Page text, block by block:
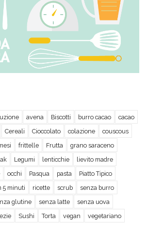
avena Biscotti burro cacao
cacao
Cereali Cioccolato colazione
couscous
frittelle Frutta
grano saraceno
Legumi lenticchie
lievito madre
occhi Pasqua pasta
Piatto Tipico
5 minuti ricette scrub
senza burro
glutine senza latte
senza uova
Sushi Torta vegan
vegetariano